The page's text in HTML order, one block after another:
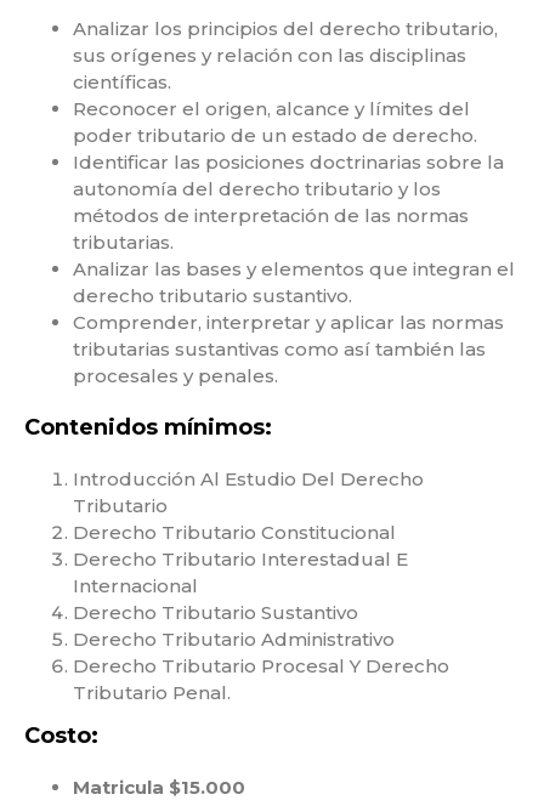
Analizar los principios del derecho tributario,
sus orígenes y relación con las disciplinas
científicas.
Reconocer el origen, alcance y límites del
poder tributario de un estado de derecho.
Identificar las posiciones doctrinarias sobre la
autonomía del derecho tributario y los
métodos de interpretación de las normas
tributarias.
Analizar las bases y elementos que integran el
derecho tributario sustantivo.
Comprender, interpretar y aplicar las normas
tributarias sustantivas como así también las
procesales y penales.
Contenidos mínimos:
Introducción Al Estudio Del Derecho
Tributario
Derecho Tributario Constitucional
Derecho Tributario Interestadual E
Internacional
Derecho Tributario Sustantivo
Derecho Tributario Administrativo
Derecho Tributario Procesal Y Derecho
Tributario Penal.
Costo:
Matricula $15.000